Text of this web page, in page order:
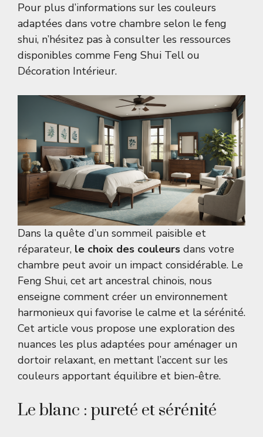
Pour plus d’informations sur les couleurs
adaptées dans votre chambre selon le feng
shui, n’hésitez pas à consulter les ressources
disponibles comme Feng Shui Tell ou
Décoration Intérieur.
Dans la quête d’un sommeil paisible et
réparateur, le choix des couleurs dans votre
chambre peut avoir un impact considérable. Le
Feng Shui, cet art ancestral chinois, nous
enseigne comment créer un environnement
harmonieux qui favorise le calme et la sérénité.
Cet article vous propose une exploration des
nuances les plus adaptées pour aménager un
dortoir relaxant, en mettant l’accent sur les
couleurs apportant équilibre et bien-être.
Le blanc : pureté et sérénité